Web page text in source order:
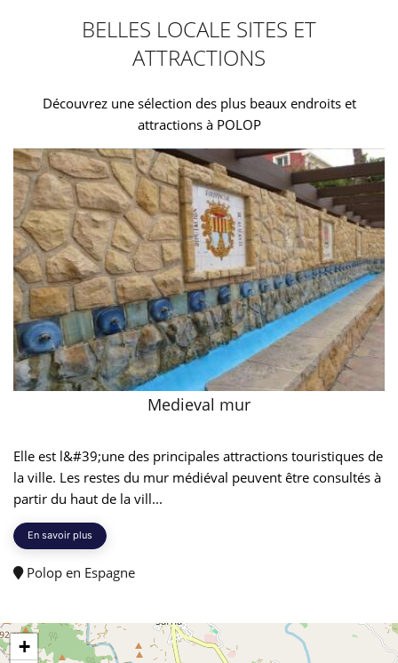
BELLES LOCALE SITES ET
ATTRACTIONS
Découvrez une sélection des plus beaux endroits et
attractions à POLOP
Medieval mur
Elle est l&#39;une des principales attractions touristiques de
la ville. Les restes du mur médiéval peuvent être consultés à
partir du haut de la vill...
En savoir plus
Polop en Espagne
+